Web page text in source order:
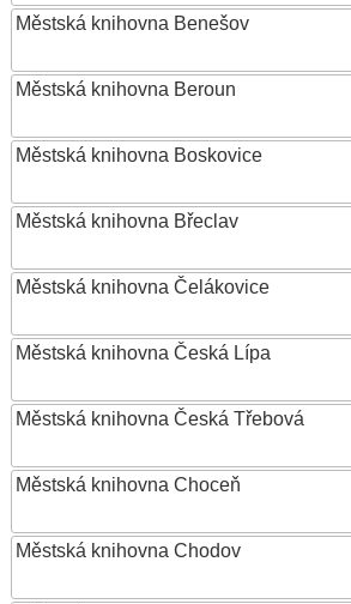
Městská knihovna Benešov
Městská knihovna Beroun
Městská knihovna Boskovice
Městská knihovna Břeclav
Městská knihovna Čelákovice
Městská knihovna Česká Lípa
Městská knihovna Česká Třebová
Městská knihovna Choceň
Městská knihovna Chodov